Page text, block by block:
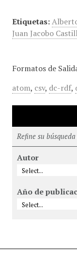
Etiquetas:
Juan Jacobo
Formatos de
atom, csv, dc-rdf,
Refine su
Autor
Año de